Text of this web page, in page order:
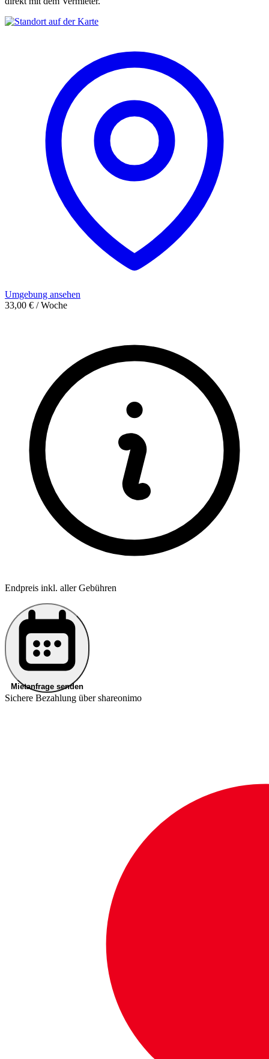
Umgebung ansehen
33,00 € / Woche
Endpreis inkl. aller Gebühren
Mietanfrage senden
Sichere Bezahlung über shareonimo